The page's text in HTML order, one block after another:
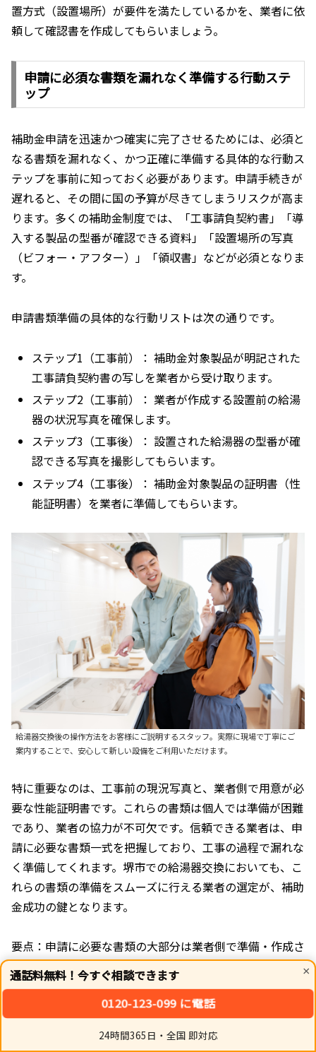
×
通話料無料！今すぐ相談できます
0120-123-099 に電話
24時間365日・全国 即対応
置方式（設置場所）が要件を満たしているかを、業者に依
頼して確認書を作成してもらいましょう。
申請に必須な書類を漏れなく準備する行動ステ
ップ
補助金申請を迅速かつ確実に完了させるためには、必須と
なる書類を漏れなく、かつ正確に準備する具体的な行動ス
テップを事前に知っておく必要があります。申請手続きが
遅れると、その間に国の予算が尽きてしまうリスクが高ま
ります。多くの補助金制度では、「工事請負契約書」「導
入する製品の型番が確認できる資料」「設置場所の写真
（ビフォー・アフター）」「領収書」などが必須となりま
す。
申請書類準備の具体的な行動リストは次の通りです。
ステップ1（工事前）： 補助金対象製品が明記された
工事請負契約書の写しを業者から受け取ります。
ステップ2（工事前）： 業者が作成する設置前の給湯
器の状況写真を確保します。
ステップ3（工事後）： 設置された給湯器の型番が確
認できる写真を撮影してもらいます。
ステップ4（工事後）： 補助金対象製品の証明書（性
能証明書）を業者に準備してもらいます。
給湯器交換後の操作方法をお客様にご説明するスタッフ。実際に現場で丁寧にご
案内することで、安心して新しい設備をご利用いただけます。
特に重要なのは、工事前の現況写真と、業者側で用意が必
要な性能証明書です。これらの書類は個人では準備が困難
であり、業者の協力が不可欠です。信頼できる業者は、申
請に必要な書類一式を把握しており、工事の過程で漏れな
く準備してくれます。堺市での給湯器交換においても、こ
れらの書類の準備をスムーズに行える業者の選定が、補助
金成功の鍵となります。
要点：申請に必要な書類の大部分は業者側で準備・作成さ
れるものです。契約前に、業者がどの書類をいつまでに準
備してくれるのかを具体的に確認し、リスト化しておきま
シェア トップ